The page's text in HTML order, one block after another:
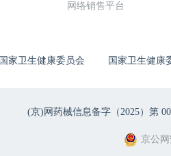
网络销售平台
国家卫生健康委员会 国家卫生健康
(京)网药械信息备字（2025）第
京公网